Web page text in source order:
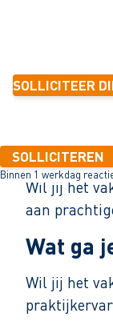
SOLLICITEER
SOLLICITEREN
Binnen 1 werkdag
Wil jij het
aan
Wat ga
Wil jij het